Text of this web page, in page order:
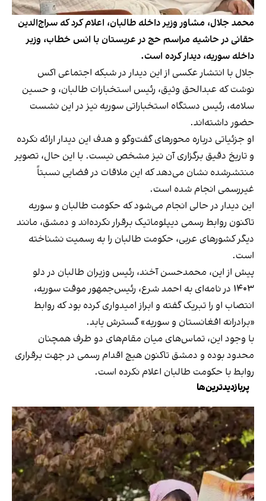
محمد جلال، مشاور وزیر داخله طالبان، اعلام کرد که سراج‌الدین
حقانی در حاشیه مراسم حج در عربستان با انس خطاب، وزیر
داخله سوریه، دیدار کرده است.
جلال با انتشار عکسی از این دیدار در شبکه اجتماعی اکس
نوشت که عبدالحق وثیق، رئیس استخبارات طالبان، و حسین
سلامه، رئیس دستگاه استخباراتی سوریه نیز در این نشست
حضور داشته‌اند.
او جزئیاتی درباره محورهای گفت‌وگو و هدف این دیدار ارائه نکرده
و تاریخ دقیق برگزاری آن نیز مشخص نیست. با این حال، تصویر
منتشرشده نشان می‌دهد که این ملاقات در فضایی نسبتاً
غیررسمی انجام شده است.
این دیدار در حالی انجام می‌شود که حکومت طالبان و سوریه
تاکنون روابط رسمی دیپلوماتیک برقرار نکرده‌اند و دمشق، مانند
دیگر کشورهای عربی، حکومت طالبان را به رسمیت نشناخته
است.
پیش از این، محمدحسن آخند، رئیس‌ وزیران طالبان در دلو
۱۴۰۳ در نامه‌ای به احمد شرع، رئیس‌جمهور موقت سوریه،
انتصاب او را تبریک گفته و ابراز امیدواری کرده بود که روابط
«برادرانه افغانستان و سوریه» گسترش یابد.
با وجود این، تماس‌های میان مقام‌های دو طرف همچنان
محدود بوده و دمشق تاکنون هیچ اقدام رسمی در جهت برقراری
روابط با حکومت طالبان اعلام نکرده است.
پربازدیدترین‌ها